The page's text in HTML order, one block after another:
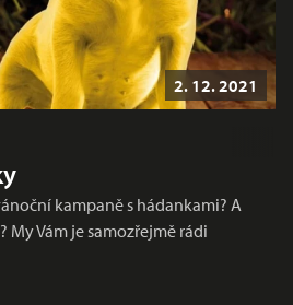
2. 12. 2021
kampaně s hádankami? A
My Vám je samozřejmě rádi